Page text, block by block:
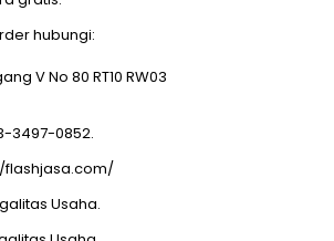
hubungi:
V No 80 RT10 RW03
3497-0852.
flashjasa.com/
Usaha.